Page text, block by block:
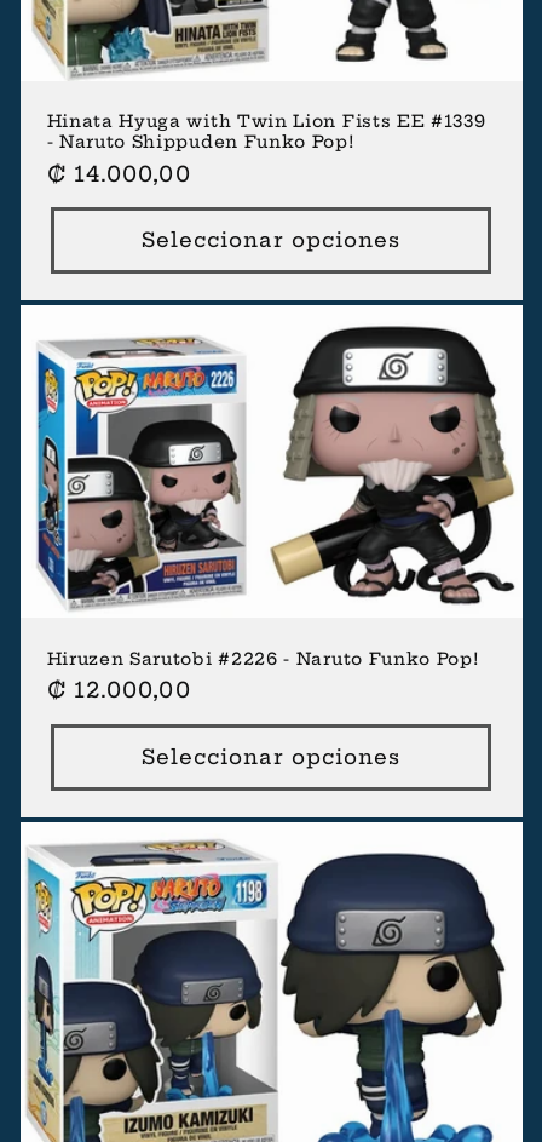
Hinata Hyuga with Twin Lion Fists EE #1339
- Naruto Shippuden Funko Pop!
Precio
habitual
₡ 14.000,00
Seleccionar opciones
Hiruzen Sarutobi #2226 - Naruto Funko Pop!
Precio
habitual
₡ 12.000,00
Seleccionar opciones